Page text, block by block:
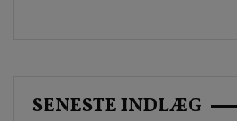
SENESTE INDLÆG